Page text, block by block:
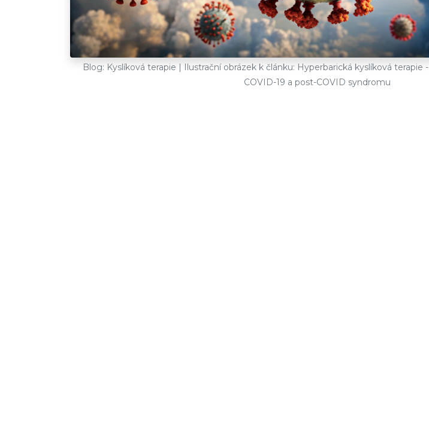
Blog: Kyslíková terapie | Ilustrační obrázek k článku: Hyperbarická kyslíková
COVID-19 a post-COVID syndromu